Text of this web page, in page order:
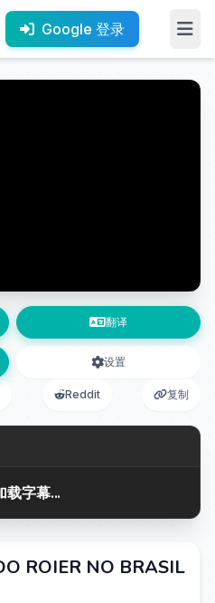
Google 登录
翻译
设置
Reddit 复制
载字幕...
ROIER NO BRASIL